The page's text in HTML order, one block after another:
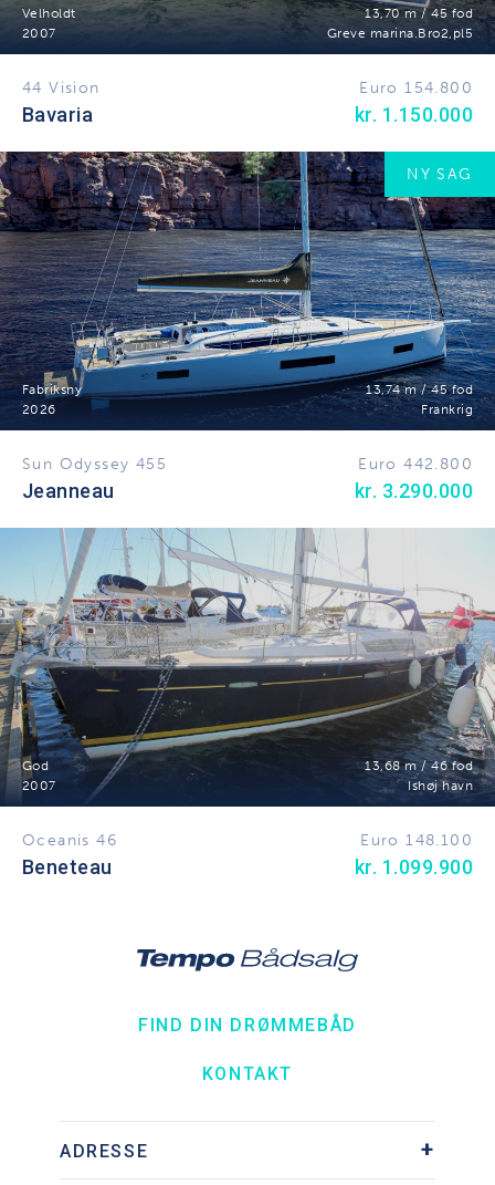
Velholdt
13,70 m / 45 fod
2007
Greve marina.Bro2,pl5
44 Vision Euro 154.800
Bavaria kr. 1.150.000
NY SAG
Fabriksny
13,74 m / 45 fod
2026
Frankrig
Sun Odyssey 455 Euro 442.800
Jeanneau kr. 3.290.000
God
13,68 m / 46 fod
2007
Ishøj havn
Oceanis 46 Euro 148.100
Beneteau kr. 1.099.900
FIND DIN DRØMMEBÅD
KONTAKT
ADRESSE